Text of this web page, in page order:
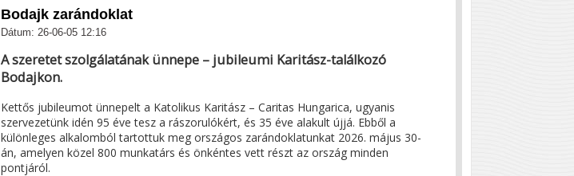
Bodajk zarándoklat
Dátum: 26-06-05 12:16
A szeretet szolgálatának ünnepe – jubileumi Karitász-találkozó
Bodajkon.
Kettős jubileumot ünnepelt a Katolikus Karitász – Caritas Hungarica, ugyanis
szervezetünk idén 95 éve tesz a rászorulókért, és 35 éve alakult újjá. Ebből a
különleges alkalomból tartottuk meg országos zarándoklatunkat 2026. május 30-
án, amelyen közel 800 munkatárs és önkéntes vett részt az ország minden
pontjáról.